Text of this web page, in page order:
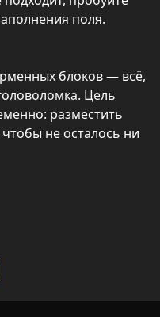
поля.
блоков — всё,
Цель
разместить
не осталось ни
Придётся
и размеры
решению.